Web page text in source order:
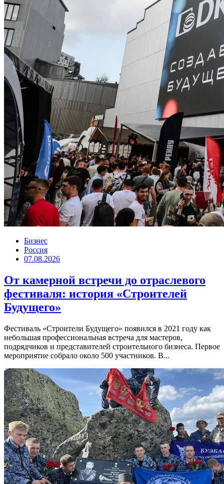
Бизнес
Россия
07.08.2026
От камерной встречи до отраслевого
фестиваля: история «Строителей
Будущего»
Фестиваль «Строители Будущего» появился в 2021 году как
небольшая профессиональная встреча для мастеров,
подрядчиков и представителей строительного бизнеса. Первое
мероприятие собрало около 500 участников. В...